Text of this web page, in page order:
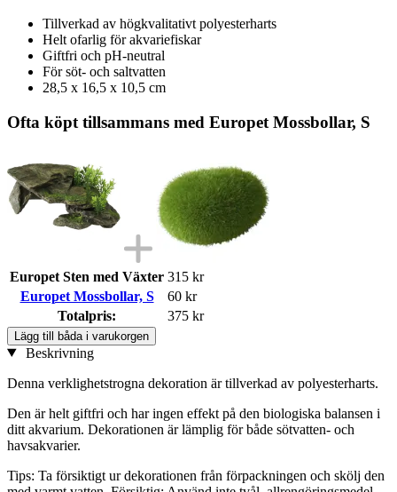
Tillverkad av högkvalitativt polyesterharts
Helt ofarlig för akvariefiskar
Giftfri och pH-neutral
För söt- och saltvatten
28,5 x 16,5 x 10,5 cm
Ofta köpt tillsammans med Europet Mossbollar, S
Europet Sten med Växter 315 kr
Europet Mossbollar, S
60 kr
Totalpris:
375 kr
Lägg till båda i varukorgen
Beskrivning
Denna verklighetstrogna dekoration är tillverkad av polyesterharts.
Den är helt giftfri och har ingen effekt på den biologiska balansen i
ditt akvarium. Dekorationen är lämplig för både sötvatten- och
havsakvarier.
Tips: Ta försiktigt ur dekorationen från förpackningen och skölj den